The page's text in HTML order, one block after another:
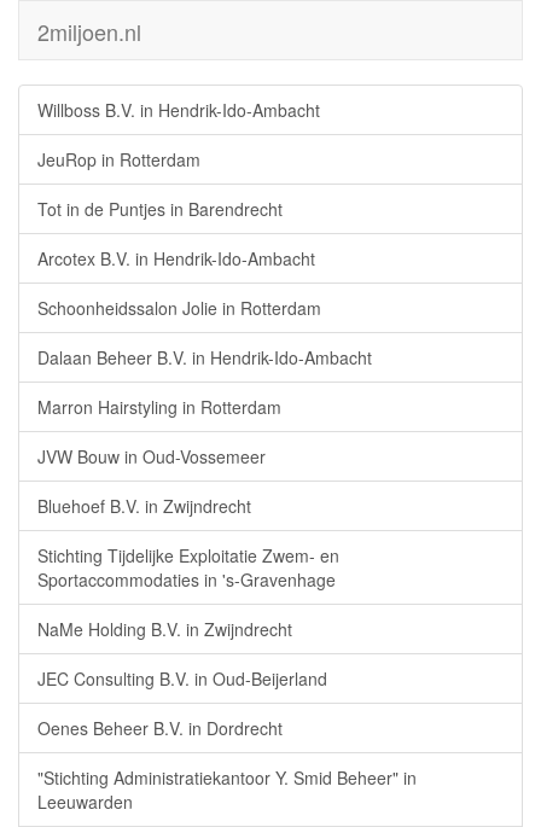
2miljoen.nl
Willboss B.V. in Hendrik-Ido-Ambacht
JeuRop in Rotterdam
Tot in de Puntjes in Barendrecht
Arcotex B.V. in Hendrik-Ido-Ambacht
Schoonheidssalon Jolie in Rotterdam
Dalaan Beheer B.V. in Hendrik-Ido-Ambacht
Marron Hairstyling in Rotterdam
JVW Bouw in Oud-Vossemeer
Bluehoef B.V. in Zwijndrecht
Stichting Tijdelijke Exploitatie Zwem- en
Sportaccommodaties in 's-Gravenhage
NaMe Holding B.V. in Zwijndrecht
JEC Consulting B.V. in Oud-Beijerland
Oenes Beheer B.V. in Dordrecht
"Stichting Administratiekantoor Y. Smid Beheer" in
Leeuwarden